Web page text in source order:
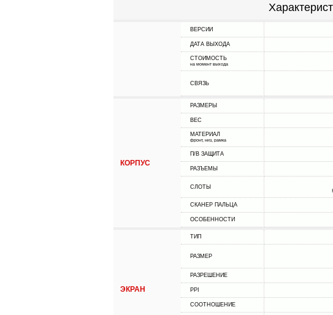
ВЕРСИИ
ДАТА ВЫХОДА
СТОИМОСТЬ
на момент выхода
СВЯЗЬ
КОРПУС
РАЗМЕРЫ
ВЕС
МАТЕРИАЛ
фронт, низ, рамка
П/В ЗАЩИТА
РАЗЪЕМЫ
СЛОТЫ
СКАНЕР ПАЛЬЦА
ОСОБЕННОСТИ
ЭКРАН
ТИП
РАЗМЕР
РАЗРЕШЕНИЕ
PPI
СООТНОШЕНИЕ